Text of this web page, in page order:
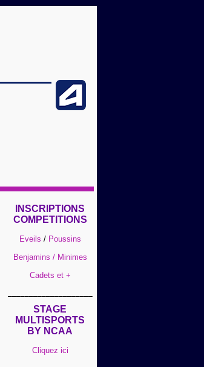
INSCRIPTIONS
COMPETITIONS
Eveils / Poussins
Benjamins / Minimes
Cadets et +
STAGE
MULTISPORTS
BY NCAA
Cliquez ici